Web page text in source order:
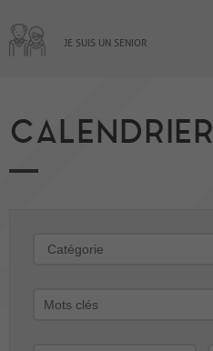
JE SUIS UN SENIOR
CALENDRIER